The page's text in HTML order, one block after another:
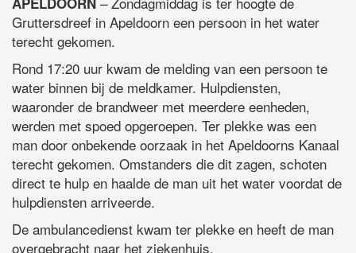
Gruttersdreef in Apeldoorn een persoon in het water
terecht gekomen.
Rond 17:20 uur kwam de melding van een persoon te
water binnen bij de meldkamer. Hulpdiensten,
waaronder de brandweer met meerdere eenheden,
werden met spoed opgeroepen. Ter plekke was een
man door onbekende oorzaak in het Apeldoorns Kanaal
terecht gekomen. Omstanders die dit zagen, schoten
direct te hulp en haalde de man uit het water voordat de
hulpdiensten arriveerde.
De ambulancedienst kwam ter plekke en heeft de man
overgebracht naar het ziekenhuis.